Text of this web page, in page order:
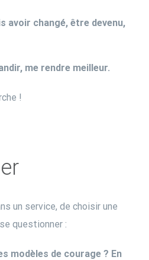
avoir changé, être devenu,
me rendre meilleur.
!
un service, de choisir une
questionner :
modèles de courage ? En